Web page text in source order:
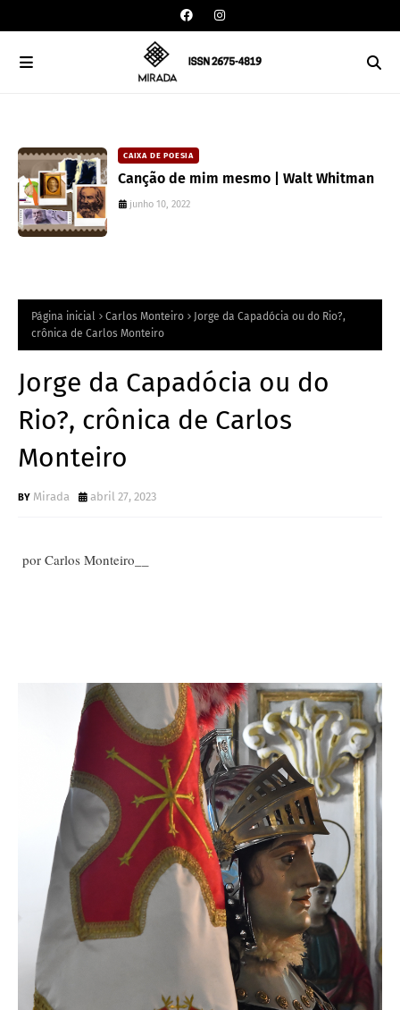
CAIXA DE POESIA
Canção de mim mesmo | Walt Whitman
junho 10, 2022
Página inicial Carlos Monteiro
Jorge da Capadócia ou do Rio?,
crônica de Carlos Monteiro
Jorge da Capadócia ou do
Rio?, crônica de Carlos
Monteiro
Mirada abril 27, 2023
por Carlos Monteiro__